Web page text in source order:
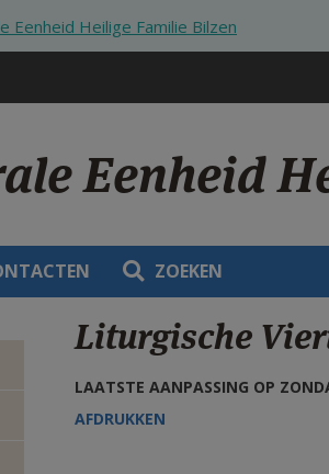
Eenheid Heilige Familie Bilzen
Eenheid
ZOEKEN
Liturgische
LAATSTE AANPASSING OP
AFDRUKKEN